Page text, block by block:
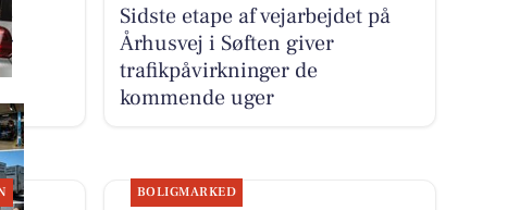
Sidste etape af vejarbejdet på
Århusvej i Søften giver
trafikpåvirkninger de
kommende uger
BOLIGMARKED